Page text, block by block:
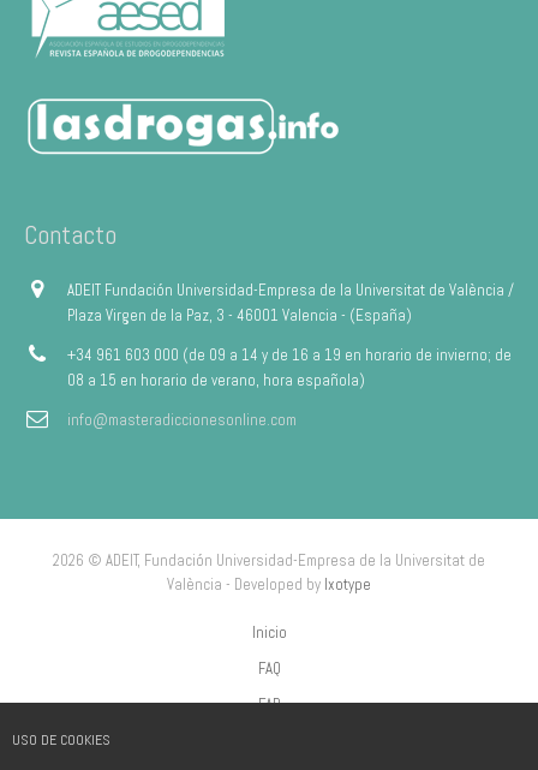
USO DE COOKIES
Contacto
ADEIT Fundación Universidad-Empresa de la Universitat de València /
Plaza Virgen de la Paz, 3 - 46001 Valencia - (España)
+34 961 603 000 (de 09 a 14 y de 16 a 19 en horario de invierno; de
08 a 15 en horario de verano, hora española)
info@masteradiccionesonline.com
2026 © ADEIT, Fundación Universidad-Empresa de la Universitat de
València - Developed by Ixotype
Inicio
FAQ
FAP